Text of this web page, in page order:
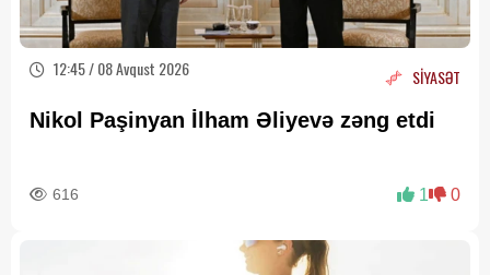
12:45 / 08 Avqust 2026 SİYASƏT
Nikol Paşinyan İlham Əliyevə zəng etdi
616 1 0